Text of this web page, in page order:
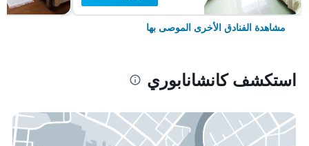
مشاهدة الفنادق الأخرى الموصى بها
استكشف كانشانابوري